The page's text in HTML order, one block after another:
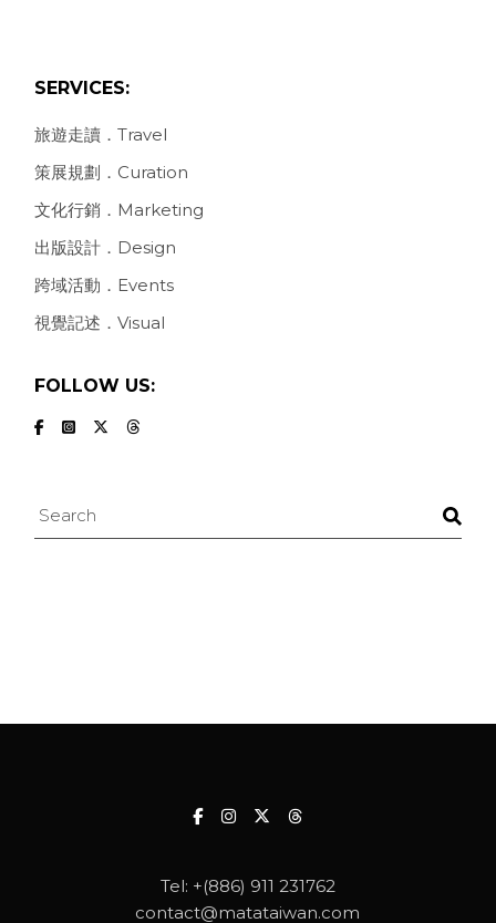
SERVICES:
旅遊走讀．Travel
策展規劃．Curation
文化行銷．Marketing
出版設計．Design
跨域活動．Events
視覺記述．Visual
FOLLOW US:
Search
Tel: +(886) 911 231762
contact@matataiwan.com